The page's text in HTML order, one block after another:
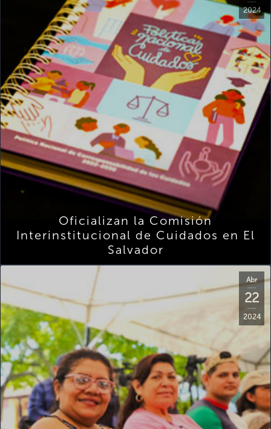
2024
Oficializan la Comisión
Interinstitucional de Cuidados en El
Salvador
Abr
22
2024